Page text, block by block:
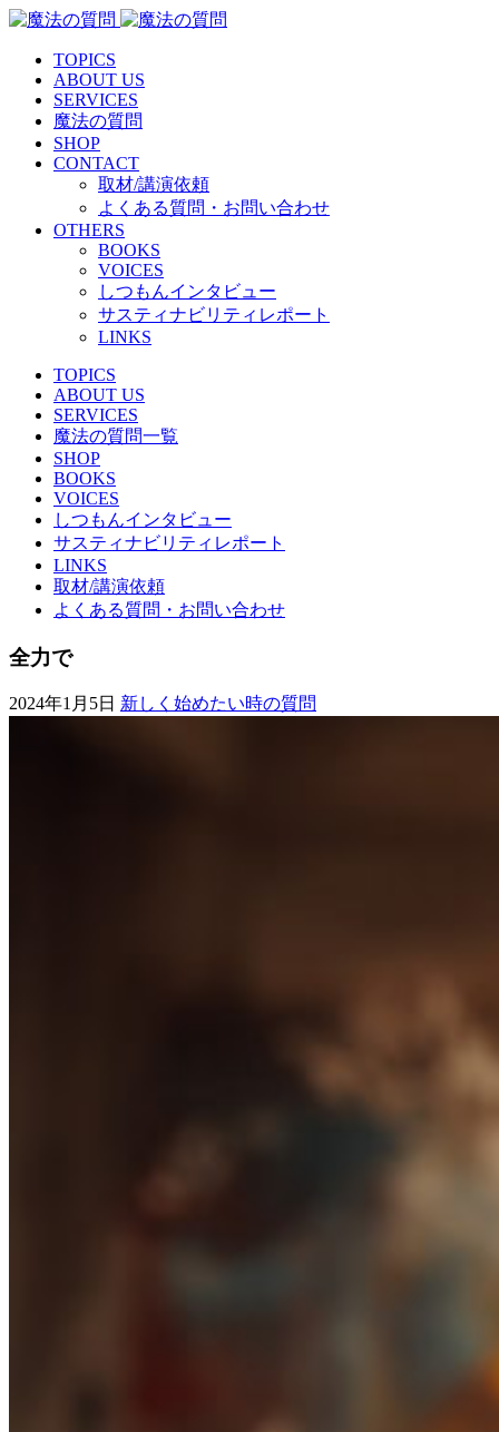
TOPICS
ABOUT US
SERVICES
魔法の質問
SHOP
CONTACT
取材/講演依頼
よくある質問・お問い合わせ
OTHERS
BOOKS
VOICES
しつもんインタビュー
サスティナビリティレポート
LINKS
TOPICS
ABOUT US
SERVICES
魔法の質問一覧
SHOP
BOOKS
VOICES
しつもんインタビュー
サスティナビリティレポート
LINKS
取材/講演依頼
よくある質問・お問い合わせ
全力で
2024年1月5日 新しく始めたい時の質問